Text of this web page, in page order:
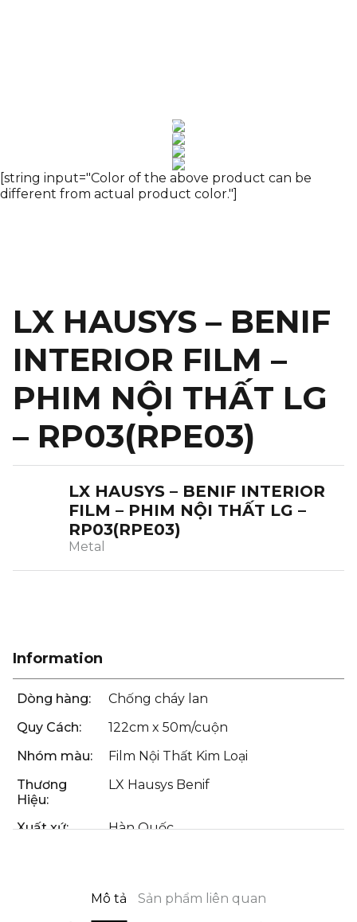
THẤT LG – RP03(RPE03)
[string input="Color of the above product can be
different from actual product color."]
LX HAUSYS – BENIF
INTERIOR FILM –
PHIM NỘI THẤT LG
– RP03(RPE03)
LX HAUSYS – BENIF INTERIOR
FILM – PHIM NỘI THẤT LG –
RP03(RPE03)
Metal
Information
Dòng hàng:
Chống cháy lan
Quy Cách:
122cm x 50m/cuộn
Nhóm màu:
Film Nội Thất Kim Loại
Thương
Hiệu:
LX Hausys Benif
Xuất xứ: Hàn Quốc
Mô tả Sản phẩm liên quan